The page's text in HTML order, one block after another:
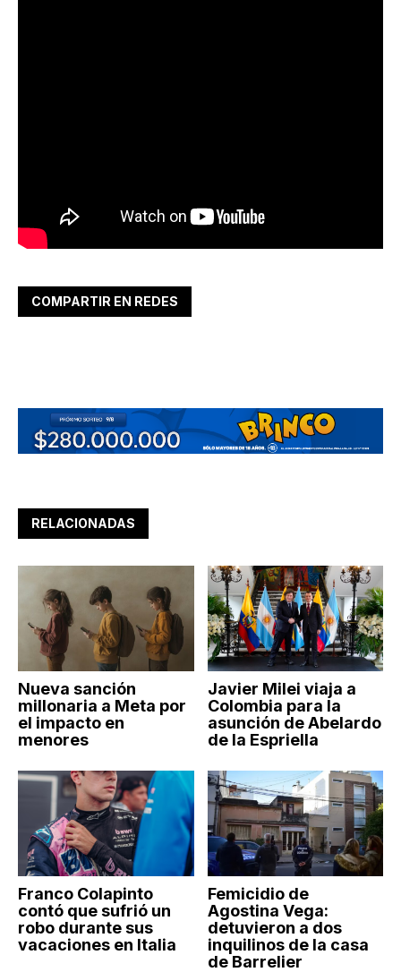
COMPARTIR EN REDES
RELACIONADAS
Nueva sanción
millonaria a Meta por
el impacto en
menores
Javier Milei viaja a
Colombia para la
asunción de Abelardo
de la Espriella
Franco Colapinto
contó que sufrió un
robo durante sus
vacaciones en Italia
Femicidio de
Agostina Vega:
detuvieron a dos
inquilinos de la casa
de Barrelier